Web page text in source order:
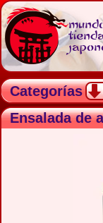
Categorías
Ensalada de